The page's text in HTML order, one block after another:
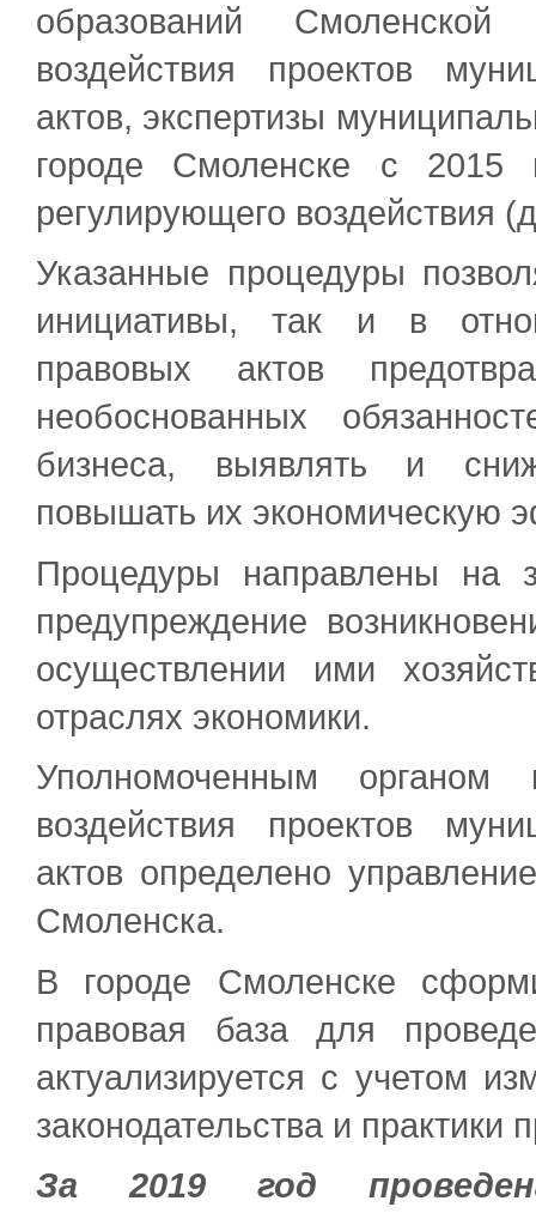
образований
воздействия проектов
актов, экспертизы
городе Смоленске с 2015
регулирующего воздействия
Указанные процедуры
инициативы, так и в
правовых актов
необоснованных
бизнеса, выявлять и
повышать их экономическую
Процедуры направлены на
предупреждение
осуществлении ими
отраслях экономики.
Уполномоченным
воздействия проектов
актов определено
Смоленска.
В городе Смоленске
правовая база для
актуализируется с учетом
законодательства и практики
За 2019 год